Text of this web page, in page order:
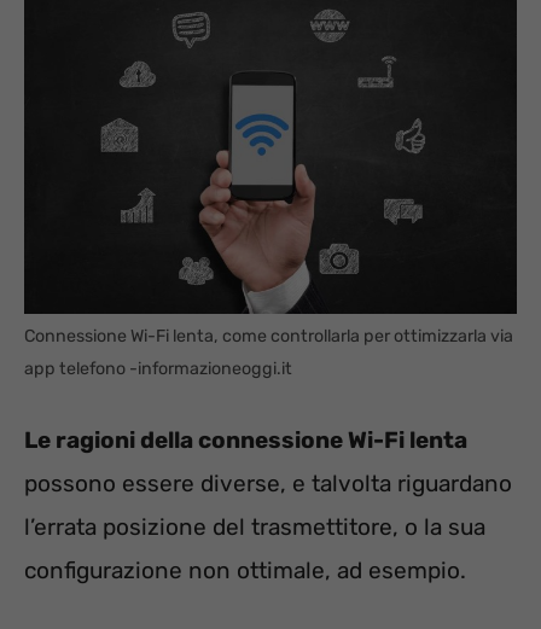
Connessione Wi-Fi lenta, come controllarla per ottimizzarla via
app telefono -informazioneoggi.it
Le ragioni della connessione Wi-Fi lenta
possono essere diverse, e talvolta riguardano
l’errata posizione del trasmettitore, o la sua
configurazione non ottimale, ad esempio.